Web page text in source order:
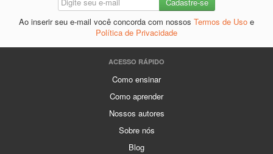
Ao inserir seu e-mail você concorda com nossos Termos de Uso e
Política de Privacidade
ACESSO RÁPIDO
Como ensinar
Como aprender
Nossos autores
Sobre nós
Blog